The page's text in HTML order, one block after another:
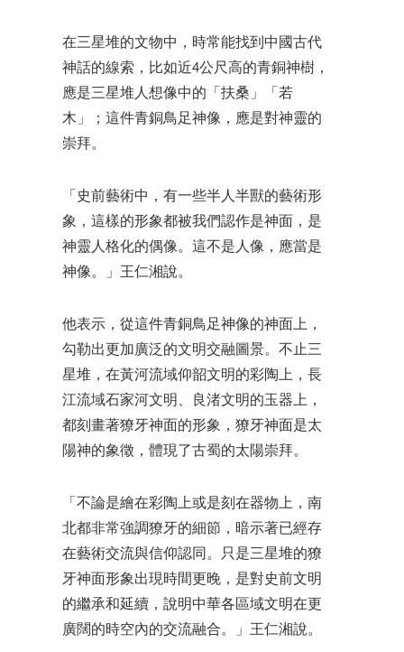
在三星堆的文物中，時常能找到中國古代
神話的線索，比如近4公尺高的青銅神樹，
應是三星堆人想像中的「扶桑」「若
木」；這件青銅鳥足神像，應是對神靈的
崇拜。
「史前藝術中，有一些半人半獸的藝術形
象，這樣的形象都被我們認作是神面，是
神靈人格化的偶像。這不是人像，應當是
神像。」王仁湘說。
他表示，從這件青銅鳥足神像的神面上，
勾勒出更加廣泛的文明交融圖景。不止三
星堆，在黃河流域仰韶文明的彩陶上，長
江流域石家河文明、良渚文明的玉器上，
都刻畫著獠牙神面的形象，獠牙神面是太
陽神的象徵，體現了古蜀的太陽崇拜。
「不論是繪在彩陶上或是刻在器物上，南
北都非常強調獠牙的細節，暗示著已經存
在藝術交流與信仰認同。只是三星堆的獠
牙神面形象出現時間更晚，是對史前文明
的繼承和延續，說明中華各區域文明在更
廣闊的時空內的交流融合。」王仁湘說。